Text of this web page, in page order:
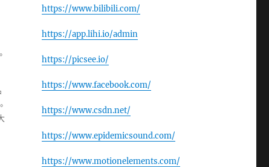
https://www.bilibili.com/
https://app.lihi.io/admin
https://picsee.io/
https://www.facebook.com/
https://www.csdn.net/
https://www.epidemicsound.com/
https://www.motionelements.com/